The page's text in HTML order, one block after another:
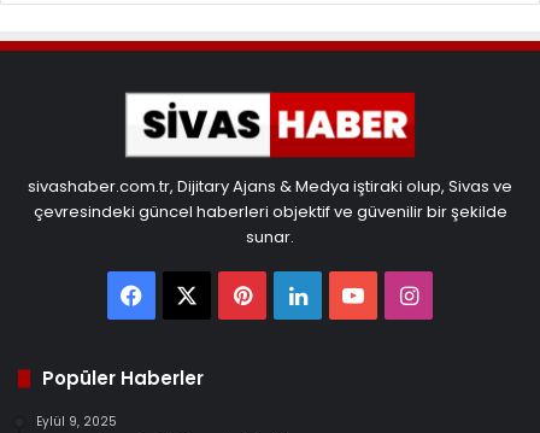
sivashaber.com.tr, Dijitary Ajans & Medya iştiraki olup, Sivas ve
çevresindeki güncel haberleri objektif ve güvenilir bir şekilde
sunar.
FacebookPinterest
LinkedInYouTubeInstagram
Popüler Haberler
Eylül 9, 2025